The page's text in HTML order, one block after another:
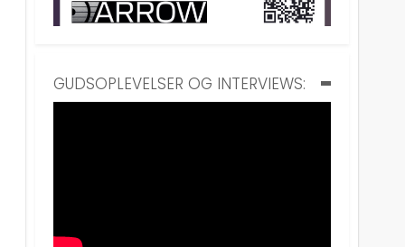
GUDSOPLEVELSER OG INTERVIEWS: